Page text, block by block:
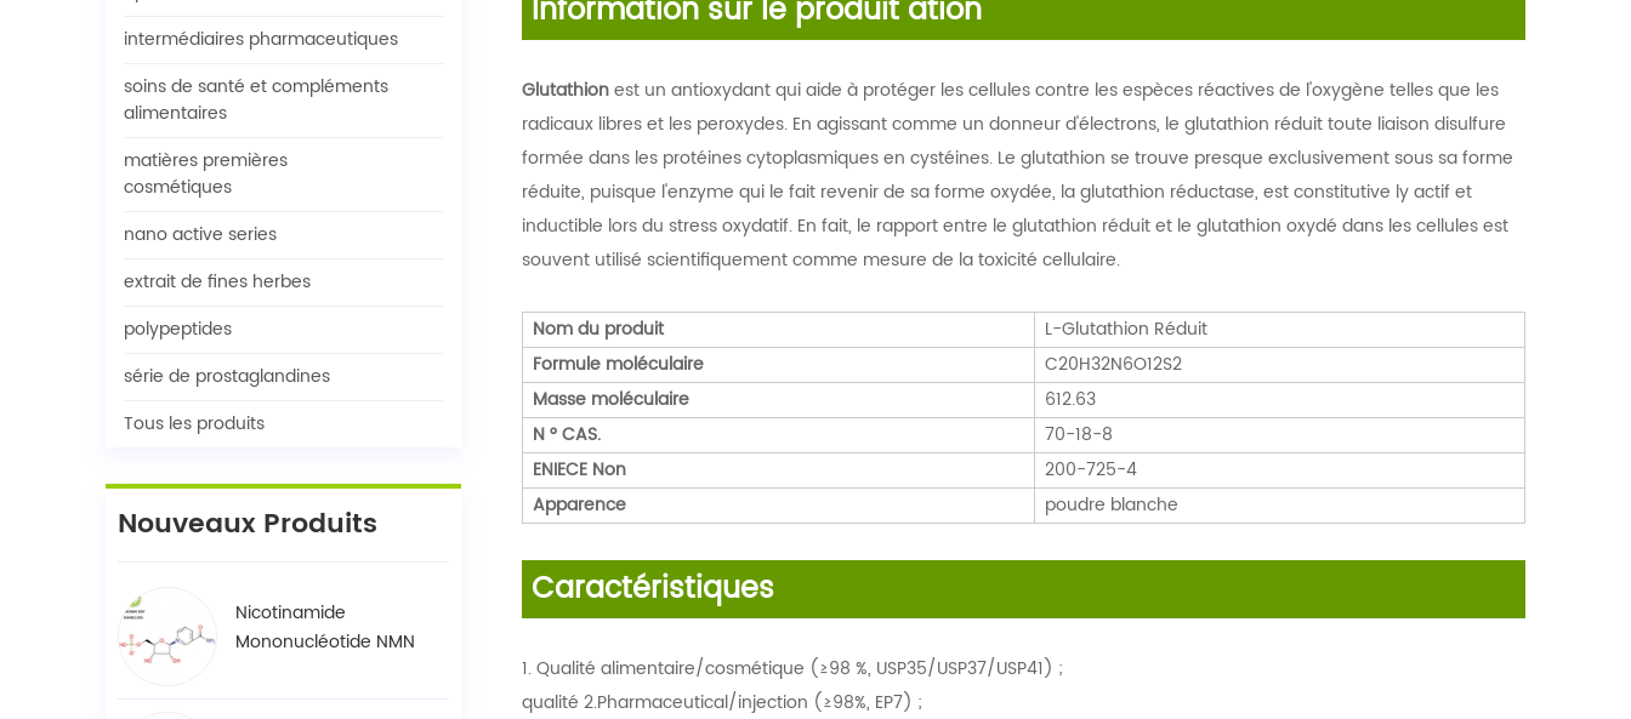
intermédiaires pharmaceutiques
soins de santé et compléments
alimentaires
matières premières
cosmétiques
nano active series
extrait de fines herbes
polypeptides
série de prostaglandines
Tous les produits
Nouveaux Produits
Nicotinamide
Mononucléotide NMN
Information sur le produitation
Glutathionest un antioxydant qui aide à protéger les cellules contre les espèces réactives de l'oxygène telles que les
radicaux libres et les peroxydes. En agissant comme un donneur d'électrons, le glutathion réduit toute liaison disulfure
formée dans les protéines cytoplasmiques en cystéines. Le glutathion se trouve presque exclusivement sous sa forme
réduite, puisque l'enzyme qui le fait revenir de sa forme oxydée, la glutathion réductase, est constitutive ly actif et
inductible lors du stress oxydatif. En fait, le rapport entre le glutathion réduit et le glutathion oxydé dans les cellules est
souvent utilisé scientifiquement comme mesure de la toxicité cellulaire.
Nom du produit
L-Glutathion Réduit
Formule moléculaire
C20H32N6O12S2
Masse moléculaire
612.63
N ° CAS.
70-18-8
ENIECE Non
200-725-4
Apparence
poudre blanche
Caractéristiques
1. Qualité alimentaire/cosmétique (≥98 %, USP35/USP37/USP41) ;
qualité 2.Pharmaceutical/injection (≥98%, EP7) ;